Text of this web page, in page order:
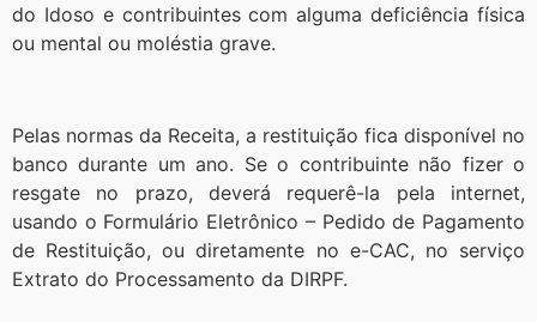
do Idoso e contribuintes com alguma deficiência física
ou mental ou moléstia grave.
Pelas normas da Receita, a restituição fica disponível no
banco durante um ano. Se o contribuinte não fizer o
resgate no prazo, deverá requerê-la pela internet,
usando o Formulário Eletrônico – Pedido de Pagamento
de Restituição, ou diretamente no e-CAC, no serviço
Extrato do Processamento da DIRPF.